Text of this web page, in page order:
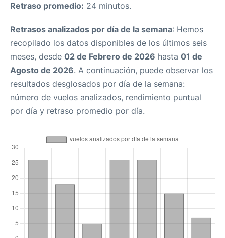
Retraso promedio: 24 minutos.
Retrasos analizados por día de la semana: Hemos
recopilado los datos disponibles de los últimos seis
meses, desde 02 de Febrero de 2026 hasta 01 de
Agosto de 2026. A continuación, puede observar los
resultados desglosados por día de la semana:
número de vuelos analizados, rendimiento puntual
por día y retraso promedio por día.